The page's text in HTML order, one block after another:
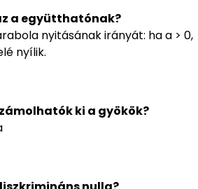
a együtthatónak?
nyitásának irányát: ha a > 0,
nyílik.
ki a gyökök?